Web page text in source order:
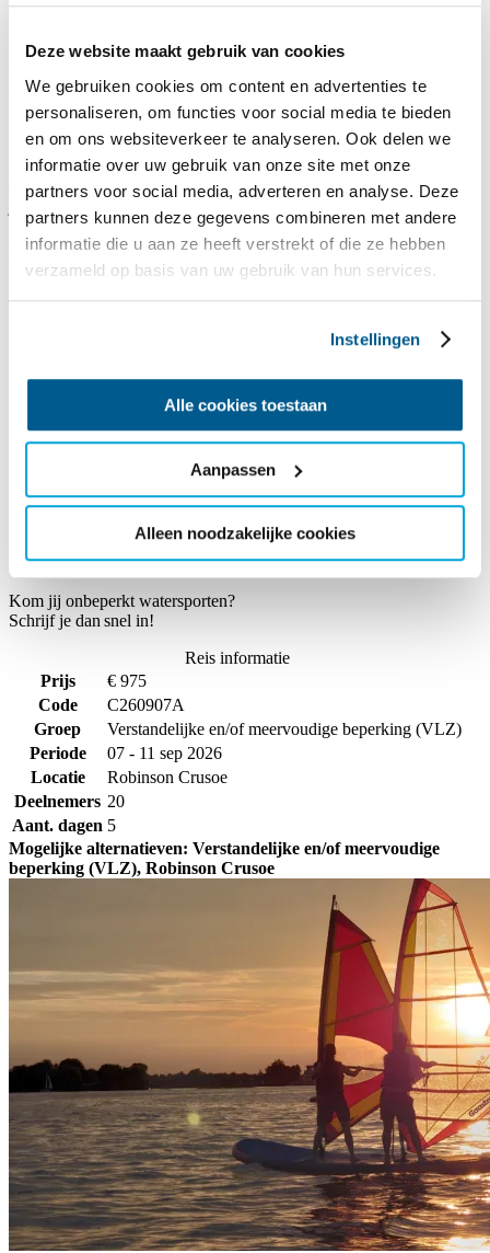
Deze website maakt gebruik van cookies
We gebruiken cookies om content en advertenties te
personaliseren, om functies voor social media te bieden
en om ons websiteverkeer te analyseren. Ook delen we
informatie over uw gebruik van onze site met onze
partners voor social media, adverteren en analyse. Deze
partners kunnen deze gegevens combineren met andere
informatie die u aan ze heeft verstrekt of die ze hebben
verzameld op basis van uw gebruik van hun services.
Instellingen
Alle cookies toestaan
Aanpassen
Alleen noodzakelijke cookies
Op ons watersporteiland Robinson Crusoe zijn twee ervaren
vrijwilligers je helpen bij de watersportactiviteiten en dagelijkse
ook zeker mogelijk! Hier zijn geen extra kosten aan verbonden.
Betaalbaar en o.b.v. volpension
Een volledig verzorgde, aangepaste vakantie bij SailWise is niet
duurder dan een watersportvakantie voor mensen zonder beperking.
Je betaalt maar ongeveer 50% van de kostprijs. De meerkosten voor
jouw vakantie op Robinson Crusoe zijn voor rekening van SailWise.
Zo houden we onze watersportactiviteiten niet alleen fysiek
toegankelijk, maar ook in financieel opzicht. Onze
watersportvakanties zijn o.b.v. volpension:
Meerdaagse watersportvakantie
Gebruik van al het watersportmateriaal op Robinson Crusoe
Overnachting in de gerenoveerde groepsaccommodatie
Eten en drinken (excl. alcoholische dranken)
Brandstof- en vaarkosten
Eindschoonmaak
Kom jij onbeperkt watersporten?
Schrijf je dan snel in!
Reis informatie
Prijs
€ 975
Code
C260907A
Groep
Verstandelijke en/of meervoudige beperking (VLZ)
Periode
07 - 11 sep 2026
Locatie
Robinson Crusoe
Deelnemers 20
Aant. dagen 5
Mogelijke alternatieven: Verstandelijke en/of meervoudige
beperking (VLZ), Robinson Crusoe